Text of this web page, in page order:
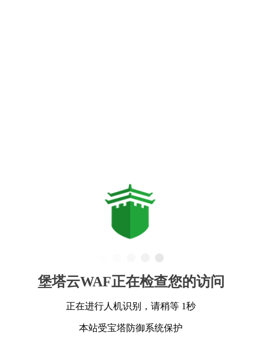
堡塔云WAF正在检查您的访问
正在进行人机识别，请稍等 1秒
本站受宝塔防御系统保护